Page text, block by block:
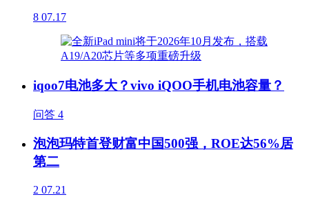
8 07.17
iqoo7电池多大？vivo iQOO手机电池容量？
问答 4
泡泡玛特首登财富中国500强，ROE达56%居
第二
2 07.21